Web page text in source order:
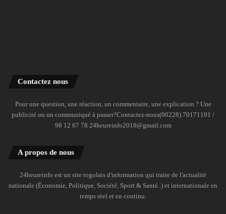
Contactez nous
Pour une question, une réaction, un commentaire, une explication ? Une
publicité ou un communiqué à passer?Contactez-nous(00228) 70171191 /
98 12 67 78 24heureinfo2018@gmail.com
A propos de nous
24heureinfo est un site togolais d'information qui traite de l'actualité
nationale (Économie, Politique, Société, Sport & Santé..) et internationale en
temps réel et en continu.